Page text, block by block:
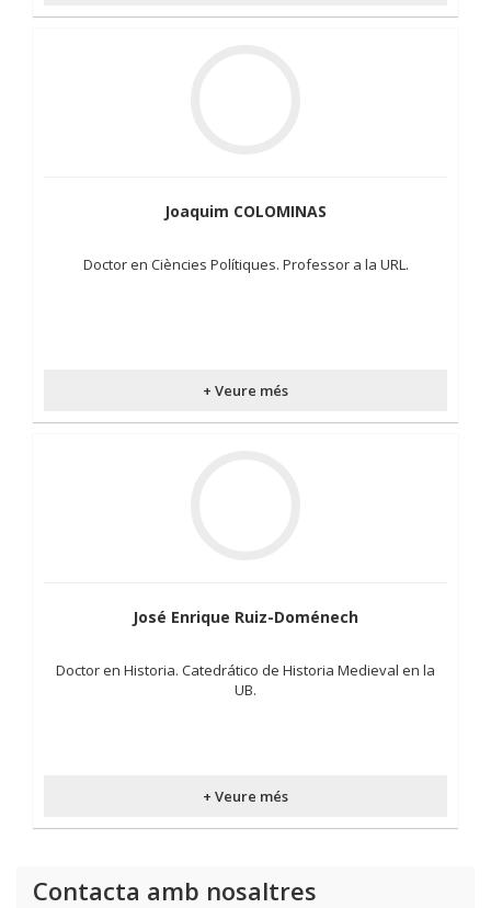
Joaquim COLOMINAS
Doctor en Ciències Polítiques. Professor a la URL.
+ Veure més
José Enrique Ruiz-Doménech
Doctor en Historia. Catedrático de Historia Medieval en la
UB.
+ Veure més
Contacta amb nosaltres